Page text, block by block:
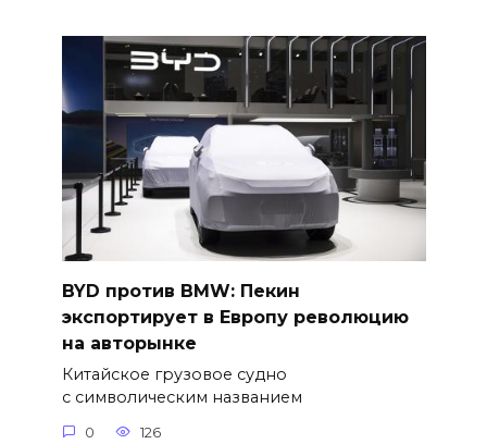
BYD против BMW: Пекин
экспортирует в Европу революцию
на авторынке
Китайское грузовое судно
с символическим названием
0 126